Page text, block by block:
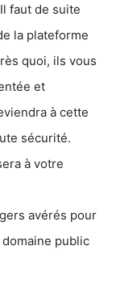
faut de suite
la plateforme
quoi, ils vous
et
à cette
sécurité.
à votre
avérés pour
public